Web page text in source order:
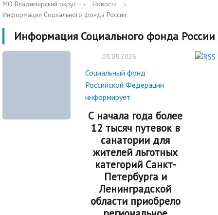
МО Владимирский округ › Новости
›
Информация Социального фонда России
Информация Социального фонда России
05.05.2026
Социальный фонд
Российской Федерации
информирует
С начала года более
12 тысяч путевок в
санатории для
жителей льготных
категорий Санкт-
Петербурга и
Ленинградской
области приобрело